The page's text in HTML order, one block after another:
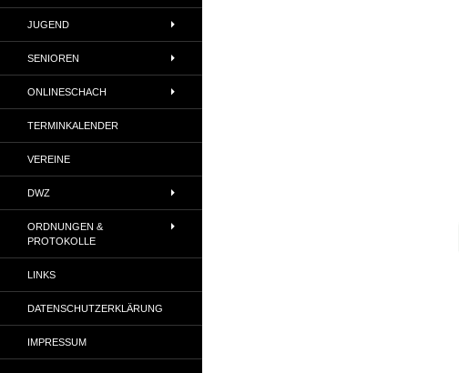
JUGEND
SENIOREN
ONLINESCHACH
TERMINKALENDER
VEREINE
DWZ
ORDNUNGEN &
PROTOKOLLE
LINKS
DATENSCHUTZERKLÄRUNG
IMPRESSUM